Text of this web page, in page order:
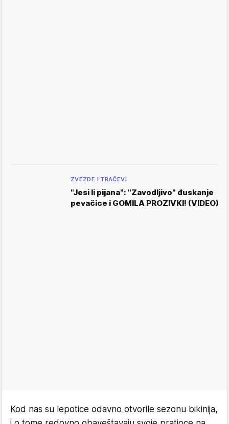
ZVEZDE I TRAČEVI
"Jesi li pijana": "Zavodljivo" đuskanje
pevačice i GOMILA PROZIVKI! (VIDEO)
Kod nas su lepotice odavno otvorile sezonu bikinija,